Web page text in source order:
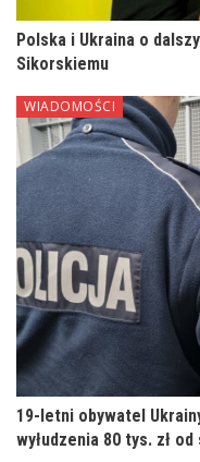
Polska i Ukraina o
Sikorskiemu
WIADOMOŚCI
19-letni obywatel
wyłudzenia 80 tys. zł